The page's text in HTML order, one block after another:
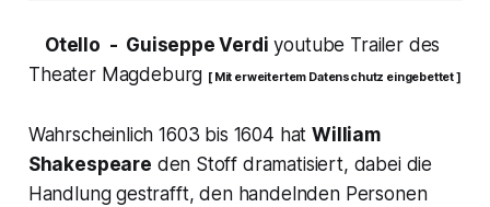
Otello - Guiseppe Verdi youtube Trailer des
Theater Magdeburg [ Mit erweitertem Datenschutz eingebettet ]
Wahrscheinlich 1603 bis 1604 hatWilliam
Shakespeare den Stoff dramatisiert, dabei die
Handlung gestrafft, den handelnden Personen